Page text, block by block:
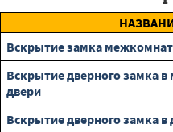
Вскрытие замка
Вскрытие дверного замка в
двери
Вскрытие дверного замка в